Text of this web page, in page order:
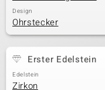
Design
Ohrstecker
Erster Edelstein
Edelstein
Zirkon